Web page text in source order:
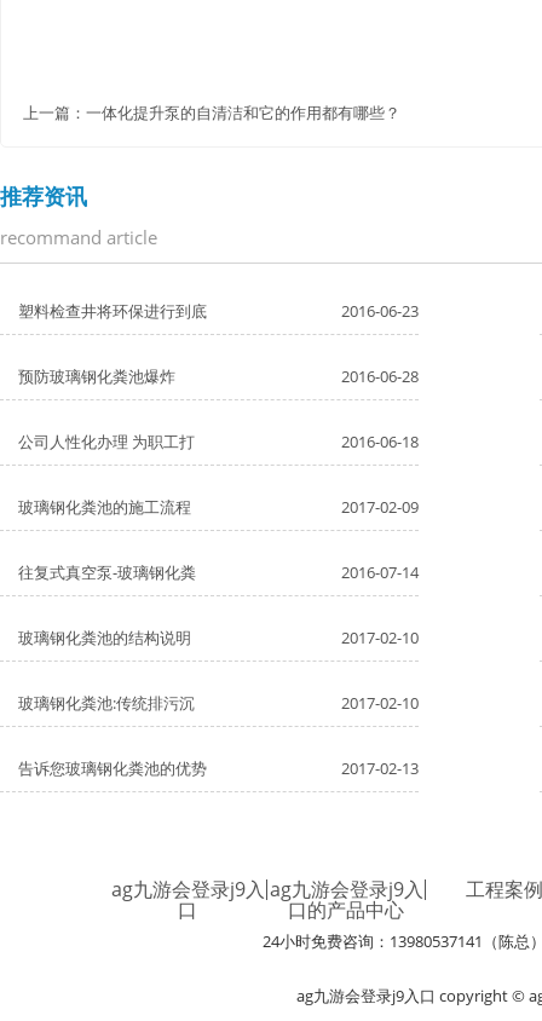
上一篇： 一体化提升泵的自清洁和它的作用都有哪些？
推荐资讯
recommand article
塑料检查井将环保进行到底 2016-06-23
预防玻璃钢化粪池爆炸 2016-06-28
公司人性化办理 为职工打 2016-06-18
玻璃钢化粪池的施工流程 2017-02-09
往复式真空泵-玻璃钢化粪 2016-07-14
玻璃钢化粪池的结构说明 2017-02-10
玻璃钢化粪池:传统排污沉 2017-02-10
告诉您玻璃钢化粪池的优势 2017-02-13
ag九游会登录j9入
口
ag九游会登录j9入
口的产品中心
工程案例
24小时免费咨询：13980537141（陈总
ag九游会登录j9入口 copyright ©